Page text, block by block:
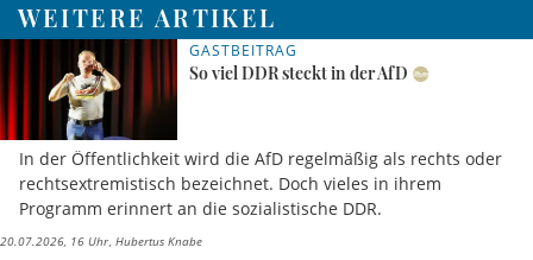
WEITERE ARTIKEL
GASTBEITRAG
So viel DDR steckt in der AfD
In der Öffentlichkeit wird die AfD regelmäßig als rechts oder
rechtsextremistisch bezeichnet. Doch vieles in ihrem
Programm erinnert an die sozialistische DDR.
20.07.2026, 16 Uhr Hubertus Knabe